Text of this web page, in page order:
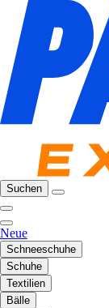
Suchen
Neue
Schneeschuhe
Schuhe
Textilien
Bälle